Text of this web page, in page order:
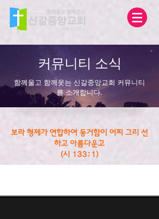
커뮤니티 소식
함께울고 함께웃는 신갈중앙교회 커뮤니티
를 소개합니다.
보라 형제가 연합하여 동거함이 어찌 그리 선
하고 아름다운고
(시 133:1)